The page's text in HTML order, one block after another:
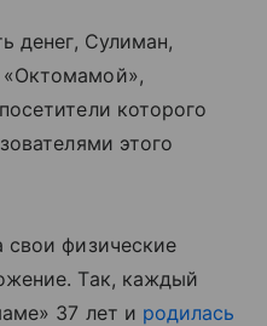
денег, Сулиман,
которого
этого
свои физические
Так, каждый
37 лет и родилась